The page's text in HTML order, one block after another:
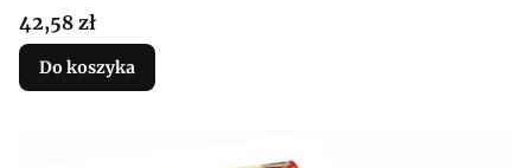
Cena
42,58 zł
Do koszyka